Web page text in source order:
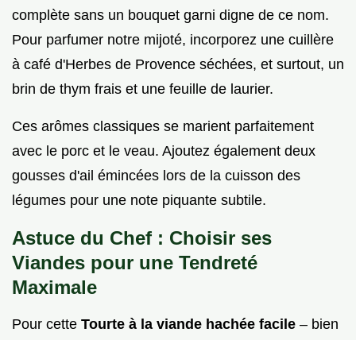
complète sans un bouquet garni digne de ce nom.
Pour parfumer notre mijoté, incorporez une cuillère
à café d'Herbes de Provence séchées, et surtout, un
brin de thym frais et une feuille de laurier.
Ces arômes classiques se marient parfaitement
avec le porc et le veau. Ajoutez également deux
gousses d'ail émincées lors de la cuisson des
légumes pour une note piquante subtile.
Astuce du Chef : Choisir ses
Viandes pour une Tendreté
Maximale
Pour cette Tourte à la viande hachée facile – bien